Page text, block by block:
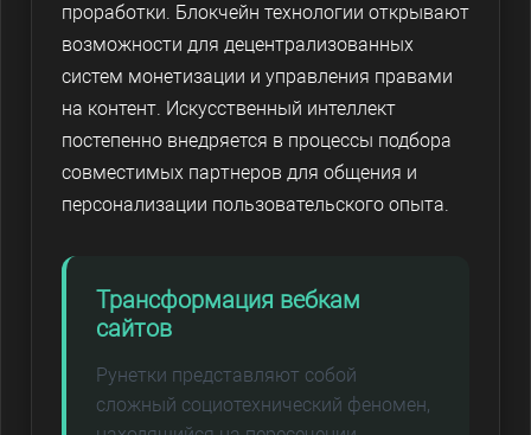
проработки. Блокчейн технологии открывают
возможности для децентрализованных
систем монетизации и управления правами
на контент. Искусственный интеллект
постепенно внедряется в процессы подбора
совместимых партнеров для общения и
персонализации пользовательского опыта.
Трансформация вебкам
сайтов
Рунетки представляют собой
сложный социотехнический феномен,